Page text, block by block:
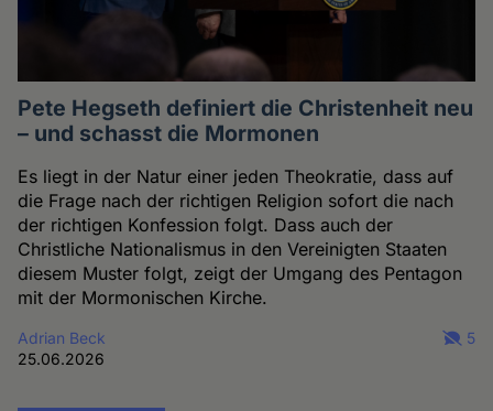
Pete Hegseth definiert die Christenheit neu
– und schasst die Mormonen
Es liegt in der Natur einer jeden Theokratie, dass auf
die Frage nach der richtigen Religion sofort die nach
der richtigen Konfession folgt. Dass auch der
Christliche Nationalismus in den Vereinigten Staaten
diesem Muster folgt, zeigt der Umgang des Pentagon
mit der Mormonischen Kirche.
Adrian Beck
25.06.2026
5